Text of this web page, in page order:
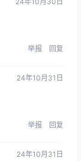
举报 回复
24年10月31日
举报 回复
24年10月31日